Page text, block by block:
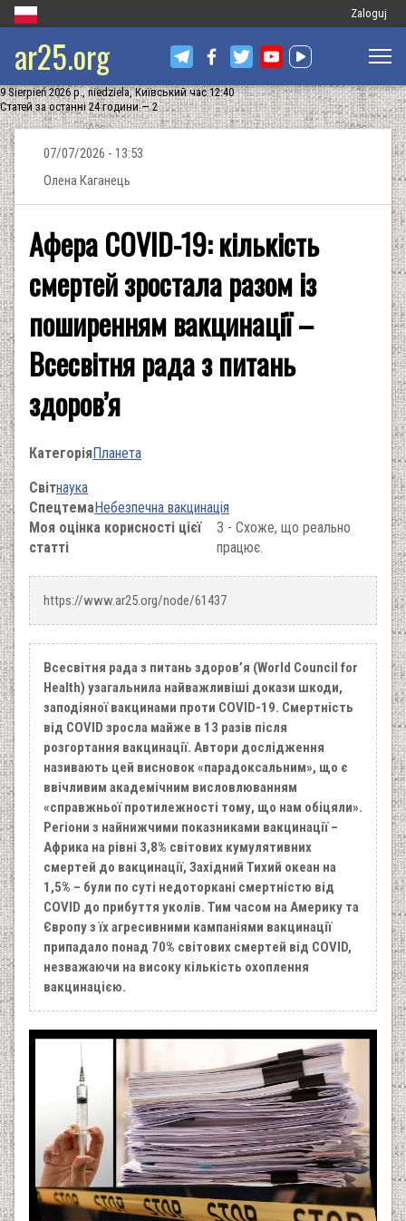
Меню
запису
Zaloguj
ar25.org
9 Sierpień 2026 р., niedziela, Київський час 12:40
Статей за останні 24 години — 2
07/07/2026 - 13:53
Олена Каганець
Афера COVID-19: кількість
смертей зростала разом із
поширенням вакцинації –
Всесвітня рада з питань
здоров’я
КатегоріяПланета
Світнаука
СпецтемаНебезпечна вакцинація
Моя оцінка корисності цієї
статті
3 - Схоже, що реально
працює.
https://www.ar25.org/node/61437
Всесвітня рада з питань здоров’я (World Council for
Health) узагальнила найважливіші докази шкоди,
заподіяної вакцинами проти COVID-19. Смертність
від COVID зросла майже в 13 разів після
розгортання вакцинації. Автори дослідження
називають цей висновок «парадоксальним», що є
ввічливим академічним висловлюванням
«справжньої протилежності тому, що нам обіцяли».
Регіони з найнижчими показниками вакцинації –
Африка на рівні 3,8% світових кумулятивних
смертей до вакцинації, Західний Тихий океан на
1,5% – були по суті недоторкані смертністю від
COVID до прибуття уколів. Тим часом на Америку та
Європу з їх агресивними кампаніями вакцинації
припадало понад 70% світових смертей від COVID,
незважаючи на високу кількість охоплення
вакцинацією.